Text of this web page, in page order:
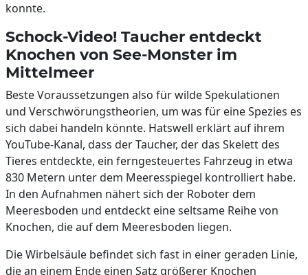
konnte.
Schock-Video! Taucher entdeckt
Knochen von See-Monster im
Mittelmeer
Beste Voraussetzungen also für wilde Spekulationen
und Verschwörungstheorien, um was für eine Spezies es
sich dabei handeln könnte. Hatswell erklärt auf ihrem
YouTube-Kanal, dass der Taucher, der das Skelett des
Tieres entdeckte, ein ferngesteuertes Fahrzeug in etwa
830 Metern unter dem Meeresspiegel kontrolliert habe.
In den Aufnahmen nähert sich der Roboter dem
Meeresboden und entdeckt eine seltsame Reihe von
Knochen, die auf dem Meeresboden liegen.
Die Wirbelsäule befindet sich fast in einer geraden Linie,
die an einem Ende einen Satz größerer Knochen